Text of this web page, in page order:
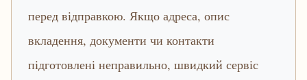
перед відправкою. Якщо адреса, опис
вкладення, документи чи контакти
підготовлені неправильно, швидкий сервіс